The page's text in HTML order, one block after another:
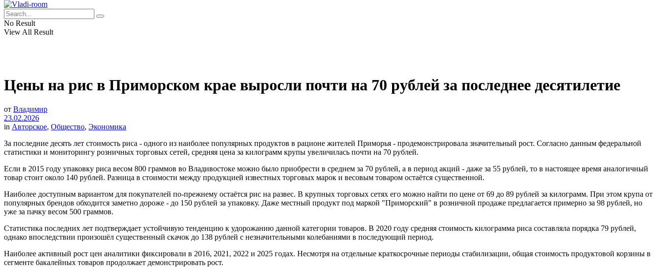
No Result
View All Result
Цены на рис в Приморском крае выросли почти на 70 рублей за последнее десятилетие
от Владимир
23.02.2026
in Авторское, Общество, Экономика
За последние десять лет стоимость риса - одного из наиболее популярных продуктов в рационе жителей Приморья - продемонстрировала значительный рост. Согласно данным федеральной
статистики и мониторингу розничных торговых сетей, средняя цена за килограмм крупы увеличилась почти на 70 рублей.
Если в 2015 году упаковку риса весом 800 граммов во Владивостоке можно было приобрести в среднем за 70 рублей, а в период акций - даже за 55 рублей, то в настоящее время аналогичный
товар стоит около 140 рублей. Разница в стоимости между продукцией известных торговых марок и весовым товаром остаётся существенной.
Наиболее доступным вариантом для покупателей по-прежнему остаётся рис на развес. В крупных торговых сетях его можно найти по цене от 69 до 89 рублей за килограмм. При этом крупа от
популярных брендов обходится заметно дороже - до 150 рублей за упаковку. Даже местный продукт под маркой "Приморский" в розничной продаже предлагается примерно за 98 рублей, но
уже за пачку весом 500 граммов.
Статистика последних лет подтверждает устойчивую тенденцию к удорожанию данной категории товаров. В 2020 году средняя стоимость килограмма риса составляла порядка 79 рублей,
однако впоследствии произошёл существенный скачок до 138 рублей с незначительными колебаниями в последующий период.
Наиболее активный рост цен аналитики фиксировали в 2016, 2021, 2022 и 2025 годах. Несмотря на отдельные краткосрочные периоды стабилизации, общая стоимость продуктовой корзины в
сегменте бакалейных товаров продолжает демонстрировать рост.